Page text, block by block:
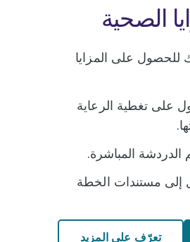
الصحية
للحصول على المزايا
على تغطية الرعاية
المباشرة.
إلى مستندات الخطة
تعرّف على المزيد